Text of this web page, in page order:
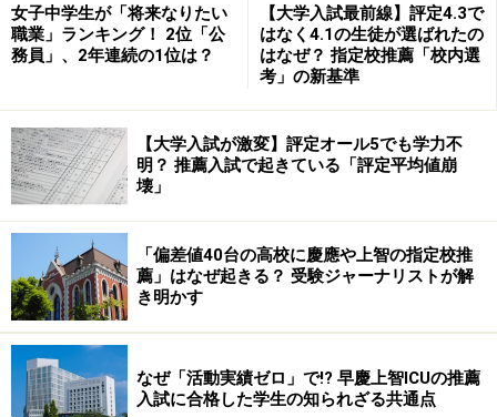
女子中学生が「将来なりたい
職業」ランキング！ 2位「公
務員」、2年連続の1位は？
【大学入試最前線】評定4.3で
はなく4.1の生徒が選ばれたの
はなぜ？ 指定校推薦「校内選
考」の新基準
【大学入試が激変】評定オール5でも学力不
明？ 推薦入試で起きている「評定平均値崩
壊」
「偏差値40台の高校に慶應や上智の指定校推
薦」はなぜ起きる？ 受験ジャーナリストが解
き明かす
なぜ「活動実績ゼロ」で!? 早慶上智ICUの推薦
入試に合格した学生の知られざる共通点